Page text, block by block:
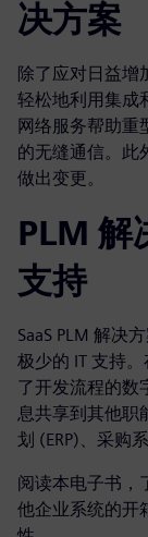
决方案
除了应对日益增
轻松地利用集成
网络服务帮助重
的无缝通信。此
做出变更。
PLM 解
支持
SaaS PLM 解决
极少的 IT 支持
了开发流程的数
息共享到其他职
划 (ERP)、采购
阅读本电子书，
他企业系统的开